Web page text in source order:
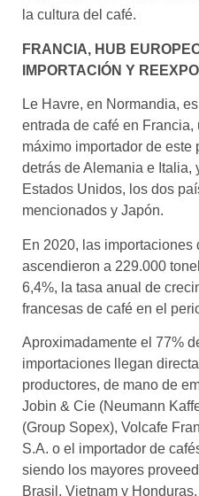
la cultura del café.
FRANCIA, HUB
IMPORTACIÓN Y
Le Havre, en Normandia,
entrada de café en
máximo importador de este
detrás de Alemania e Italia,
Estados Unidos, los dos
mencionados y Japón.
En 2020, las importaciones
ascendieron a 229.000
6,4%, la tasa anual de
francesas de café en el
Aproximadamente el 77%
importaciones llegan
productores, de mano de
Jobin & Cie (Neumann
(Group Sopex), Volcafe
S.A. o el importador de
siendo los mayores
Brasil, Vietnam y